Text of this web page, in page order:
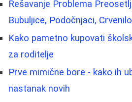
Rešavanje Problema
Bubuljice, Podočnjaci, Crvenilo
Kako pametno kupovati
za roditelje
Prve mimične bore - kako ih
nastanak novih